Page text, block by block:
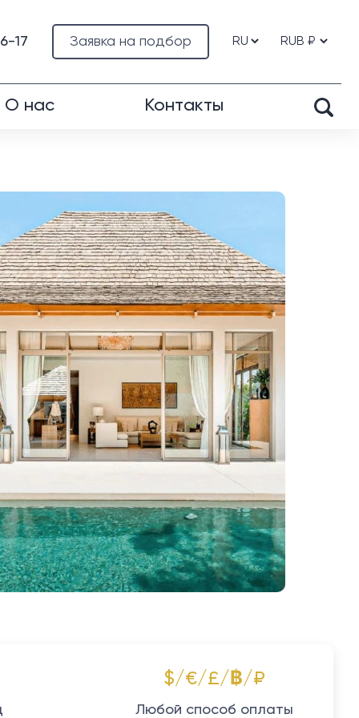
Заявка на подбор
17
О нас Контакты
$/€/£/฿/₽
Любой способ оплаты